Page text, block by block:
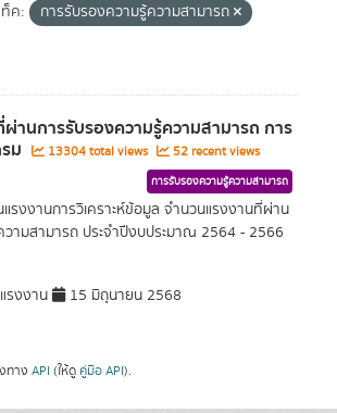
ท็ค:
การรับรองความรู้ความสามารถ
านการรับรองความรู้ความสามารถ การ
ม 13304 total views 52 recent views
การรับรองความรู้ความสามารถ
งงานการวิเคราะห์ข้อมูล จำนวนแรงงานที่ผ่าน
ามสามารถ ประจำปีงบประมาณ 2564 - 2566
งงาน 15 มิถุนายน 2568
ทาง API (ให้ดู คู่มือ API).